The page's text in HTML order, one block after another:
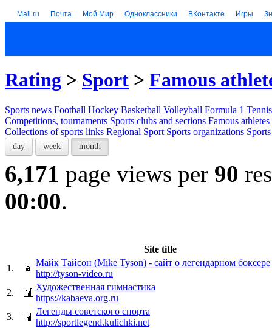
Mail.ru Почта Мой Мир Одноклассники ВКонтакте Игры
Rating > Sport > Famous
Sports news Football Hockey Basketball Volleyball Formula 1 Tennis
Competitions, tournaments Sports clubs and sections Famous athletes
Collections of sports links Regional Sport Sports organizations
day week month
6,171 page views per 90
00:00.
Site title
1.
Майк Тайсон (Mike Tyson) - сайт о легендарном боксере
http://tyson-video.ru
2.
Художественная гимнастика
https://kabaeva.org.ru
3.
Легенды советского спорта
http://sportlegend.kulichki.net